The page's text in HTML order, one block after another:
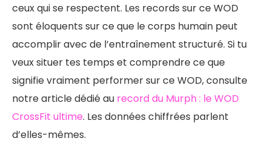
ceux qui se respectent. Les records sur ce WOD
sont éloquents sur ce que le corps humain peut
accomplir avec de l’entraînement structuré. Si tu
veux situer tes temps et comprendre ce que
signifie vraiment performer sur ce WOD, consulte
notre article dédié au record du Murph : le WOD
CrossFit ultime. Les données chiffrées parlent
d’elles-mêmes.